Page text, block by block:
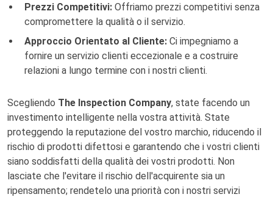
Prezzi Competitivi: Offriamo prezzi competitivi senza
compromettere la qualità o il servizio.
Approccio Orientato al Cliente: Ci impegniamo a
fornire un servizio clienti eccezionale e a costruire
relazioni a lungo termine con i nostri clienti.
Scegliendo The Inspection Company, state facendo un
investimento intelligente nella vostra attività. State
proteggendo la reputazione del vostro marchio, riducendo il
rischio di prodotti difettosi e garantendo che i vostri clienti
siano soddisfatti della qualità dei vostri prodotti. Non
lasciate che l'evitare il rischio dell'acquirente sia un
ripensamento; rendetelo una priorità con i nostri servizi